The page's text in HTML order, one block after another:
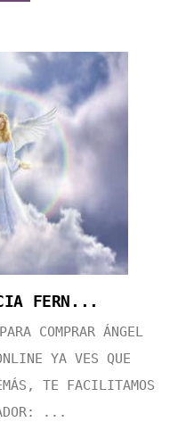
FERN...
COMPRAR ÁNGEL
YA VES QUE
TE FACILITAMOS
...